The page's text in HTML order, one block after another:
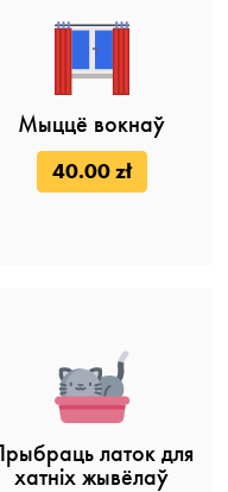
Мыццё вокнаў
40.00 zł
латок для
хатніх жывёлаў